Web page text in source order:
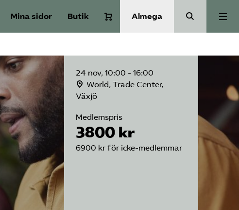
Mina sidor Butik Almega
Branscher
Medlemskap
Auktorisation
24 nov, 10:00 - 16:00
World, Trade Center,
Växjö
Medlemspris
3800 kr
6900 kr för icke-medlemmar